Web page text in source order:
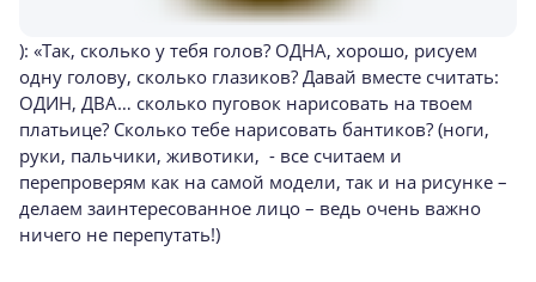
): «Так, сколько у тебя голов? ОДНА, хорошо, рисуем
одну голову, сколько глазиков? Давай вместе считать:
ОДИН, ДВА… сколько пуговок нарисовать на твоем
платьице? Сколько тебе нарисовать бантиков? (ноги,
руки, пальчики, животики, - все считаем и
перепроверям как на самой модели, так и на рисунке –
делаем заинтересованное лицо – ведь очень важно
ничего не перепутать!)